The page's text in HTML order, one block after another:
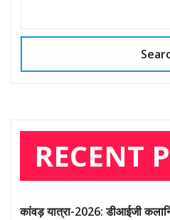
RECENT
कांवड़ यात्रा-2026: डीआईजी